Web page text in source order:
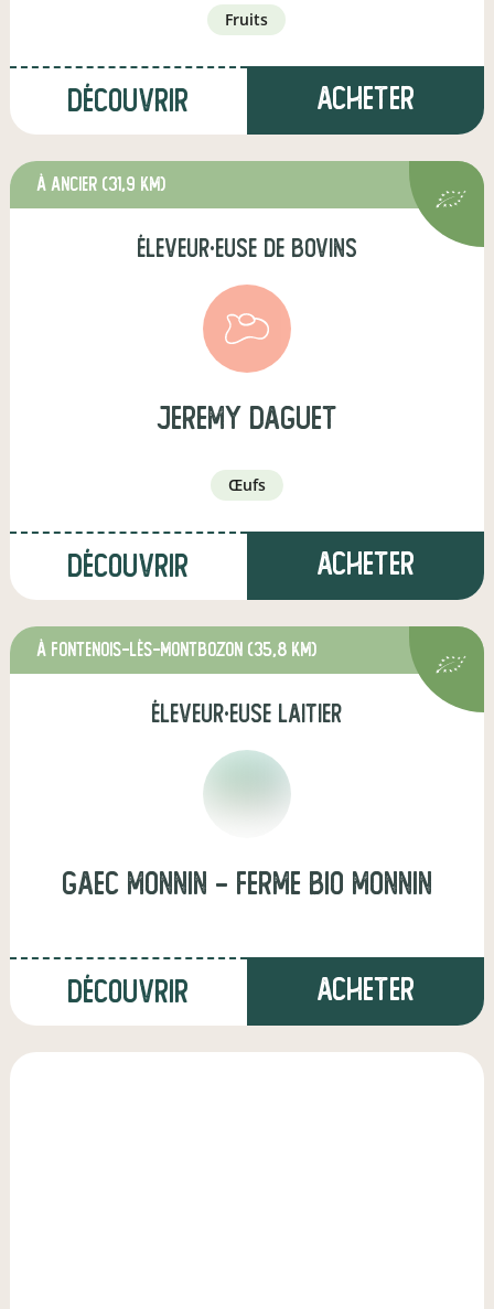
fruits
Découvrir Acheter
à Ancier (31,9 km)
éleveur·euse de bovins
jeremy daguet
œufs
Découvrir Acheter
à Fontenois-lès-Montbozon (35,8 km)
éleveur·euse laitier
Gaec Monnin - Ferme Bio Monnin
Découvrir Acheter